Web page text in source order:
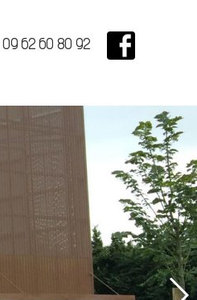
09 62 60 80 92